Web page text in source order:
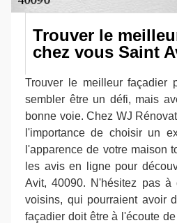
Trouver le
chez vous Saint
Trouver le meilleur façadier
sembler être un défi, mais
bonne voie. Chez WJ
l'importance de choisir un
l'apparence de votre maison
les avis en ligne pour
Avit, 40090. N'hésitez pas à
voisins, qui pourraient avoir
façadier doit être à l'écoute